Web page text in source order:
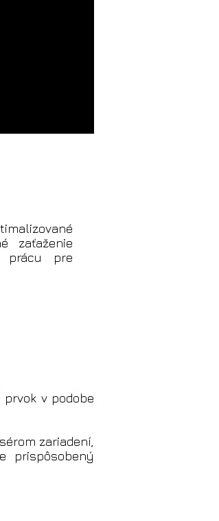
zaťaženie
prácu pre
v podobe
zariadení,
prispôsobený